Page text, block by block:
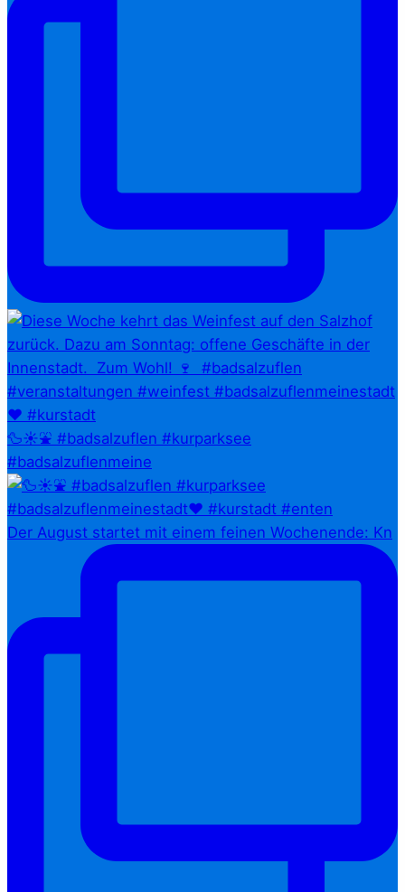
🦆☀️⛲ #badsalzuflen #kurparksee
#badsalzuflenmeine
Der August startet mit einem feinen Wochenende: Kn